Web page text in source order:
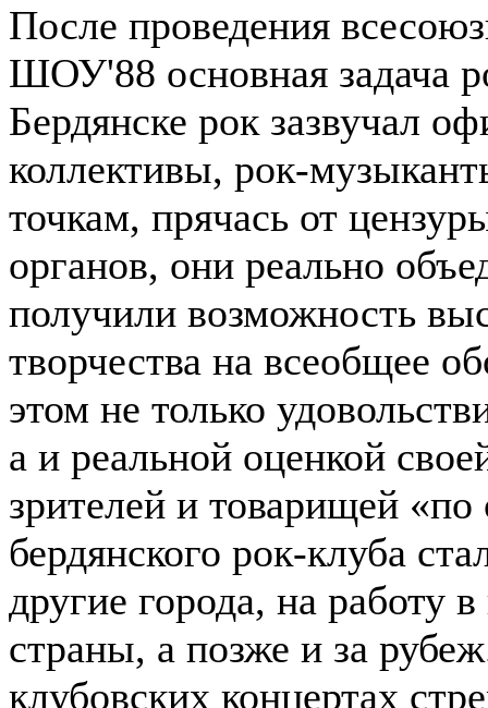
После проведения
ШОУ'88 основная задача
Бердянске рок зазвучал
коллективы, рок-
точкам, прячась от
органов, они реально
получили возможность
творчества на всеобщее
этом не только
а и реальной оценкой
зрителей и товарищей
бердянского рок-клуба
другие города, на работу
страны, а позже и за
клубовских концертах